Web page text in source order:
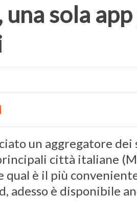
una sola
un aggregatore dei
città italiane
qual è il più
adesso è disponibile